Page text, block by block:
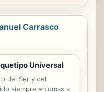
Carrasco
Universal
del Ser y del
siempre enigmas a